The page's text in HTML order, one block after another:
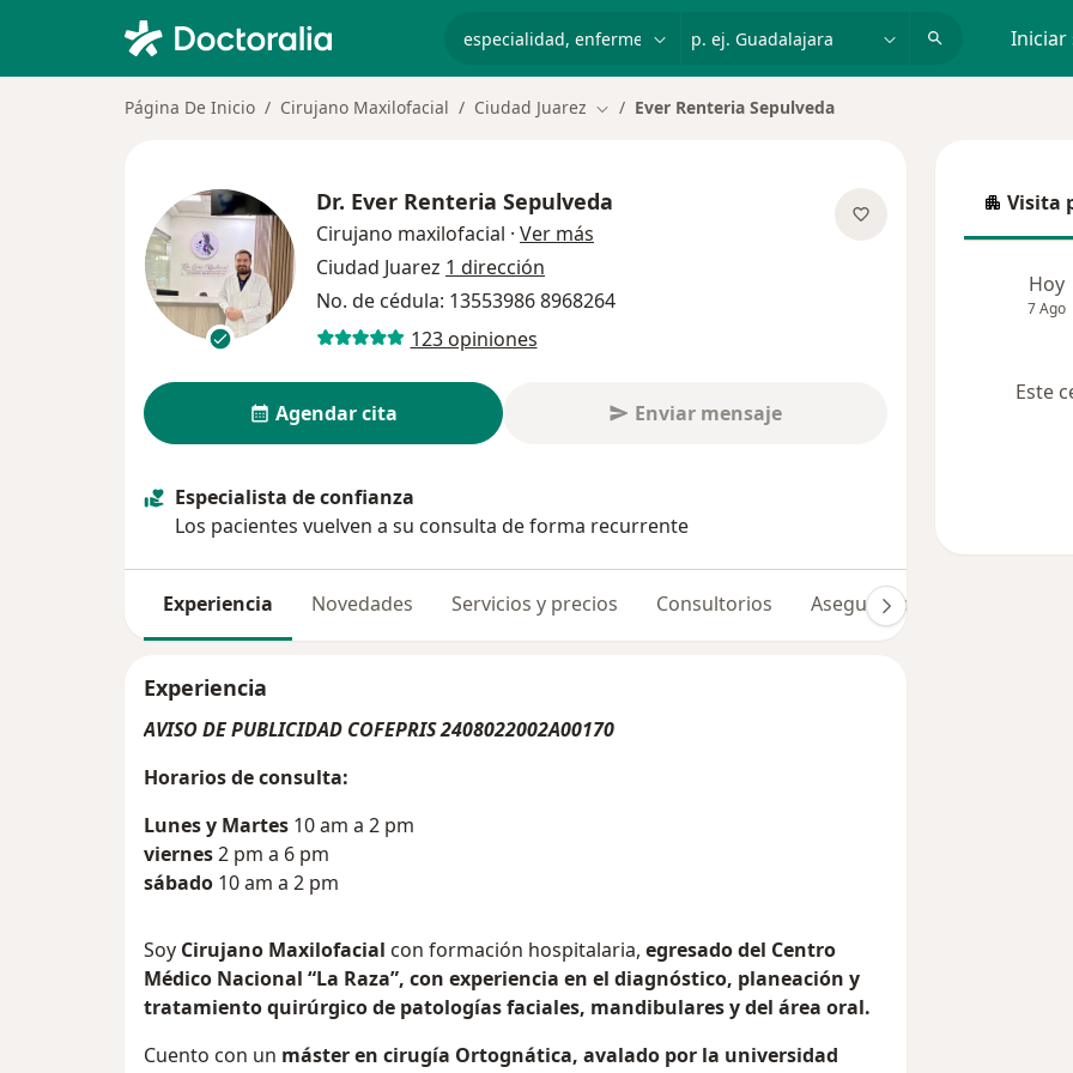
Iniciar
Página De Inicio Cirujano Maxilofacial Ciudad Juarez Cambiar de ciudad
Ever Renteria Sepulveda
Dr. Ever Renteria Sepulveda
Cirujano maxilofacial · Ver más
Ciudad Juarez 1 dirección
No. de cédula: 13553986 8968264
123 opiniones
Agendar cita Enviar mensaje
Especialista de confianza
Los pacientes vuelven a su consulta de forma recurrente
Experiencia Novedades Servicios y precios Consultorios Aseguradoras
Experiencia
AVISO DE PUBLICIDAD COFEPRIS 2408022002A00170
Horarios de consulta:
Lunes y Martes 10 am a 2 pm
viernes2 pm a 6 pm
sábado 10 am a 2 pm
Soy Cirujano Maxilofacial con formación hospitalaria, egresado del Centro
Médico Nacional “La Raza”, con experiencia en el diagnóstico, planeación y
tratamiento quirúrgico de patologías faciales, mandibulares y del área oral.
Cuento con un máster en cirugía Ortognática, avalado por la universidad
Visita
Visita
Hoy
7 Ago
Este